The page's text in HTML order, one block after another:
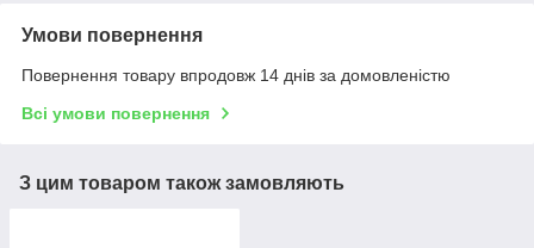
Умови повернення
Повернення товару впродовж 14 днів за домовленістю
Всі умови повернення
З цим товаром також замовляють